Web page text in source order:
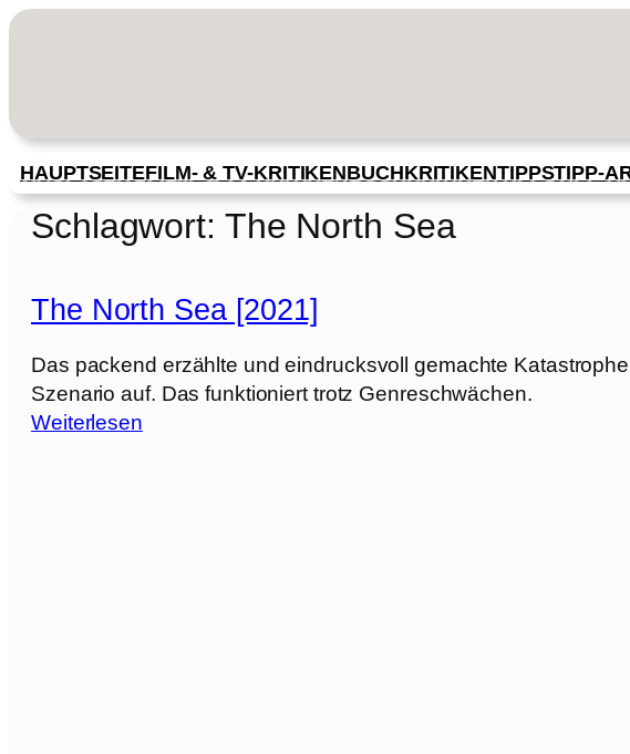
Zum
HAUPTSEITEFILM- & TV-KRITIKENBUCHKRITIKENTIPPSTIPP-
Schlagwort: The North Sea
The North Sea [2021]
Das packend erzählte und eindrucksvoll gemachte
Szenario auf. Das funktioniert trotz Genreschwächen.
Weiterlesen: